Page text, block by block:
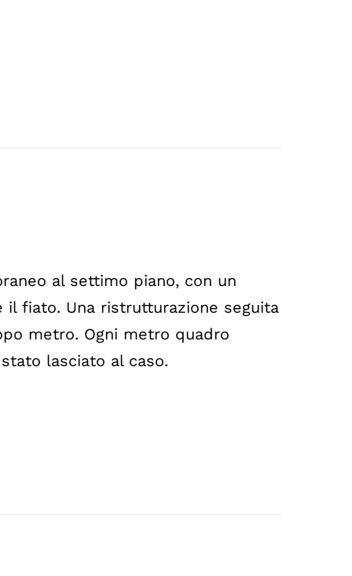
al settimo piano, con un
il fiato. Una ristrutturazione seguita
metro. Ogni metro quadro
lasciato al caso.